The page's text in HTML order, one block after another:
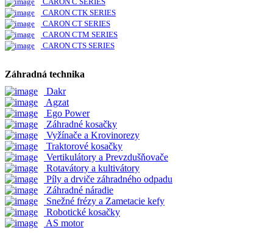
CARON CTK SERIES
CARON CT SERIES
CARON CTM SERIES
CARON CTS SERIES
Záhradná technika
Dakr
Agzat
Ego Power
Záhradné kosačky
Vyžínače a Krovinorezy
Traktorové kosačky
Vertikulátory a Prevzdušňovače
Rotavátory a kultivátory
Píly a drviče záhradného odpadu
Záhradné náradie
Snežné frézy a Zametacie kefy
Robotické kosačky
AS motor